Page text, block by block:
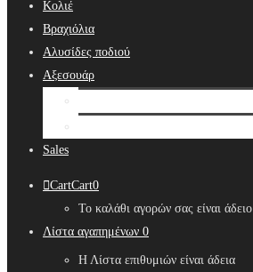
Κολιέ
Βραχιόλια
Αλυσίδες ποδιού
Αξεσουάρ
Sales
CartCart0
Το καλάθι αγορών σας είναι άδειο
Λίστα αγαπημένων 0
Η Λίστα επιθυμιών είναι άδεια